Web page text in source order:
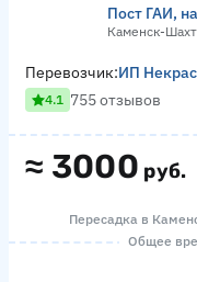
Пост ГАИ,
Каменск-
≈ 3000 руб.
Перевозчик:ИП
4.1 755 отзывов
Пересадка в
Общее